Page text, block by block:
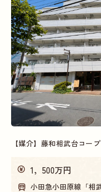
相模原市南区
相模原市中央区
横浜市港南区
神奈川県大和市
価格帯
～1，000万円
5
1,500〜2,500万円
売主物件
仲介手数料不要
【媒介】藤和相武台コープ
1，500万円
小田急小田原線「相